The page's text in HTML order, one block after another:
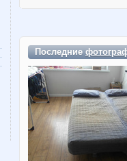
Последние